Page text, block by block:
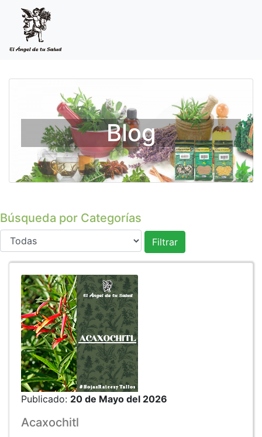
Blog
Búsqueda por Categorías
Filtrar
Publicado: 20 de Mayo del 2026
Acaxochitl